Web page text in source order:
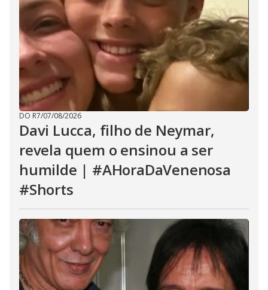
DO R7/07/08/2026
Davi Lucca, filho de Neymar,
revela quem o ensinou a ser
humilde | #AHoraDaVenenosa
#Shorts